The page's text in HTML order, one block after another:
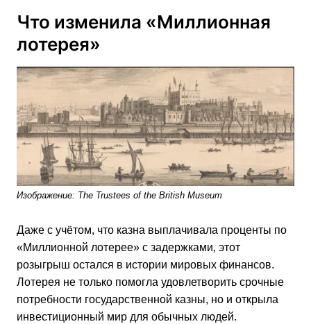
Что изменила «Миллионная
лотерея»
Изображение: The Trustees of the British Museum
Даже с учётом, что казна выплачивала проценты по
«Миллионной лотерее» с задержками, этот
розыгрыш остался в истории мировых финансов.
Лотерея не только помогла удовлетворить срочные
потребности государственной казны, но и открыла
инвестиционный мир для обычных людей.